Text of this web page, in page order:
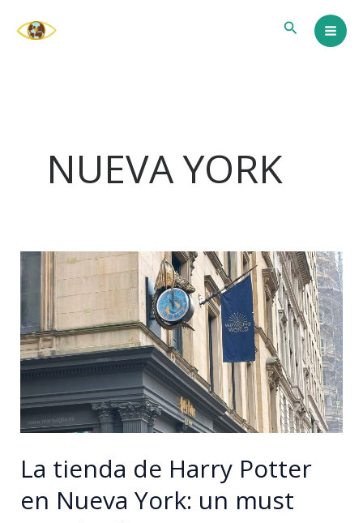
Buscar
NUEVA YORK
La tienda de Harry Potter
en Nueva York: un must